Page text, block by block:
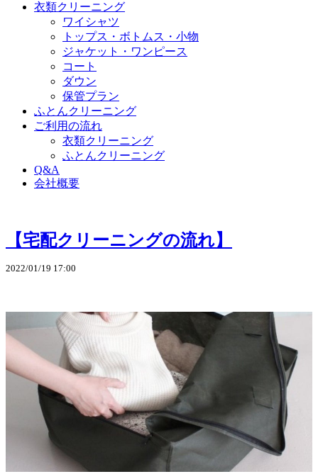
衣類クリーニング
ワイシャツ
トップス・ボトムス・小物
ジャケット・ワンピース
コート
ダウン
保管プラン
ふとんクリーニング
ご利用の流れ
衣類クリーニング
ふとんクリーニング
Q&A
会社概要
【宅配クリーニングの流れ】
2022/01/19 17:00